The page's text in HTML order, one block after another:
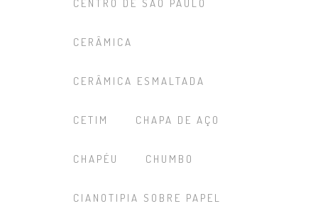
CENTRO DE SÃO PAULO
CERÂMICA
CERÂMICA ESMALTADA
CETIM CHAPA DE AÇO
CHAPÉU CHUMBO
CIANOTIPIA SOBRE PAPEL